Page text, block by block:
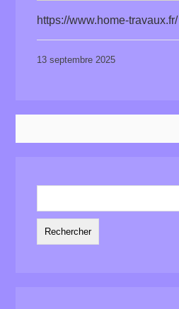
https://www.home-travaux.fr/
13 septembre 2025